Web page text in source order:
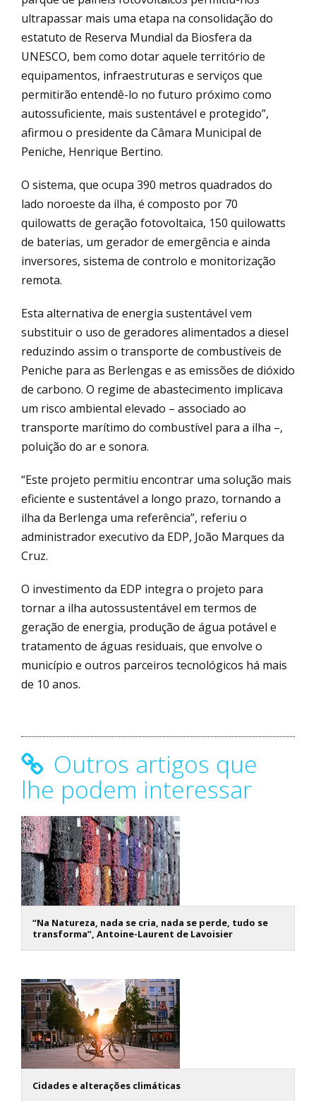
ultrapassar mais uma etapa na consolidação do
estatuto de Reserva Mundial da Biosfera da
UNESCO, bem como dotar aquele território de
equipamentos, infraestruturas e serviços que
permitirão entendê-lo no futuro próximo como
autossuficiente, mais sustentável e protegido”,
afirmou o presidente da Câmara Municipal de
Peniche, Henrique Bertino.
O sistema, que ocupa 390 metros quadrados do
lado noroeste da ilha, é composto por 70
quilowatts de geração fotovoltaica, 150 quilowatts
de baterias, um gerador de emergência e ainda
inversores, sistema de controlo e monitorização
remota.
Esta alternativa de energia sustentável vem
substituir o uso de geradores alimentados a diesel
reduzindo assim o transporte de combustíveis de
Peniche para as Berlengas e as emissões de dióxido
de carbono. O regime de abastecimento implicava
um risco ambiental elevado – associado ao
transporte marítimo do combustível para a ilha –,
poluição do ar e sonora.
“Este projeto permitiu encontrar uma solução mais
eficiente e sustentável a longo prazo, tornando a
ilha da Berlenga uma referência”, referiu o
administrador executivo da EDP, João Marques da
Cruz.
O investimento da EDP integra o projeto para
tornar a ilha autossustentável em termos de
geração de energia, produção de água potável e
tratamento de águas residuais, que envolve o
município e outros parceiros tecnológicos há mais
de 10 anos.
Outros artigos que
lhe podem interessar
“Na Natureza, nada se cria, nada se perde, tudo se
transforma”, Antoine-Laurent de Lavoisier
Cidades e alterações climáticas